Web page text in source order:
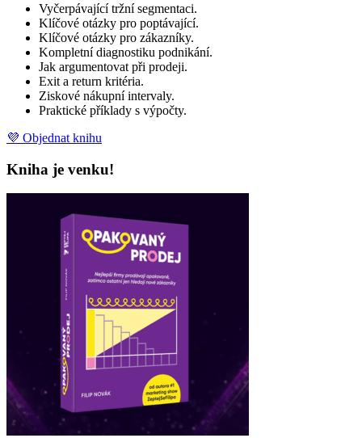
Vyčerpávající tržní segmentaci.
Klíčové otázky pro poptávající.
Klíčové otázky pro zákazníky.
Kompletní diagnostiku podnikání.
Jak argumentovat při prodeji.
Exit a return kritéria.
Ziskové nákupní intervaly.
Praktické příklady s výpočty.
💜 Objednat knihu
Kniha je venku!